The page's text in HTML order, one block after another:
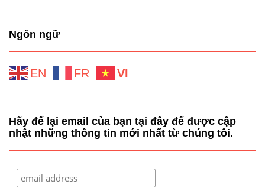
Ngôn ngữ
EN FR VI
Hãy để lại email của bạn tại đây để được cập
nhật những thông tin mới nhất từ chúng tôi.